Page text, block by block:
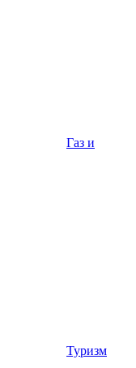
Газ и
Туризм